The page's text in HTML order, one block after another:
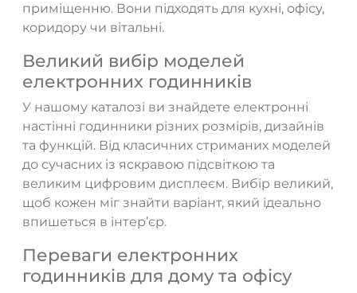
приміщенню. Вони підходять для кухні, офісу,
коридору чи вітальні.
Великий вибір моделей
електронних годинників
У нашому каталозі ви знайдете електронні
настінні годинники різних розмірів, дизайнів
та функцій. Від класичних стриманих моделей
до сучасних із яскравою підсвіткою та
великим цифровим дисплеєм. Вибір великий,
щоб кожен міг знайти варіант, який ідеально
впишеться в інтер’єр.
Переваги електронних
годинників для дому та офісу